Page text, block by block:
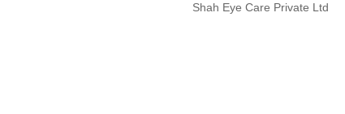
Shah Eye Care Private Ltd